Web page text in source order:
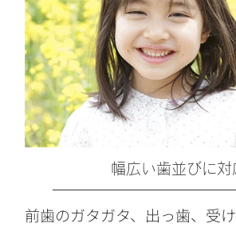
幅広い歯並びに対
前歯のガタガタ、出っ歯、受